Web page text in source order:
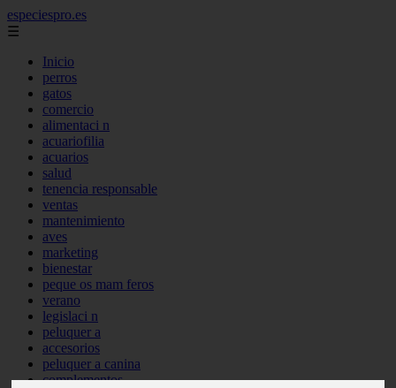
especiespro.es
☰
Inicio
perros
gatos
comercio
alimentaci n
acuariofilia
acuarios
salud
tenencia responsable
ventas
mantenimiento
aves
marketing
bienestar
peque os mam feros
verano
legislaci n
peluquer a
accesorios
peluquer a canina
complementos